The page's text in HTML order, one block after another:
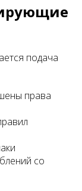
подача
права
со